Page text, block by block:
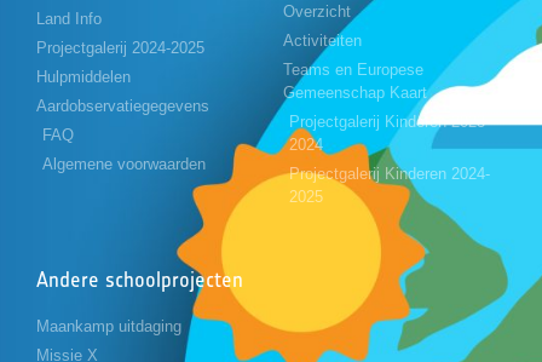
Land Info
Projectgalerij 2024-2025
Hulpmiddelen
Aardobservatiegegevens
FAQ
Algemene voorwaarden
Overzicht
Activiteiten
Teams en Europese
Gemeenschap Kaart
Projectgalerij Kinderen 2023-
2024
Projectgalerij Kinderen 2024-
2025
Andere schoolprojecten
Maankamp uitdaging
Missie X